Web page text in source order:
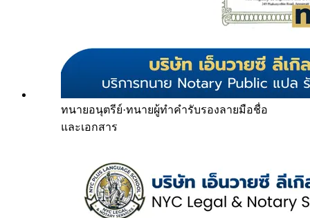
ทนายอนุตรีย์·ทนายผู้ทำคำรับรองลายมือชื่อ
และเอกสาร